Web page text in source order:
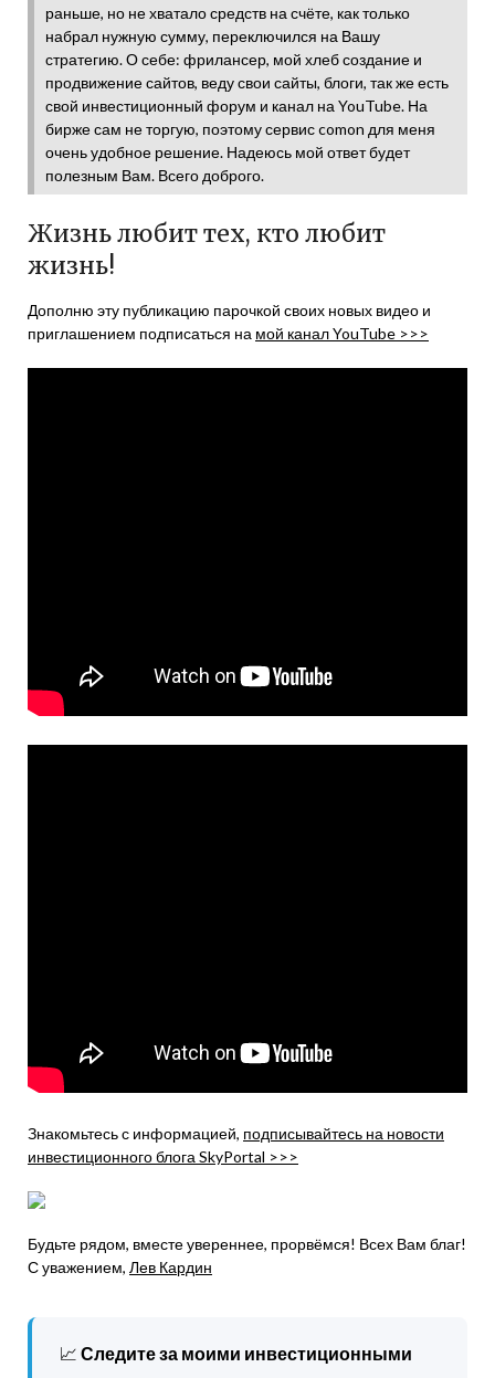
раньше, но не хватало средств на счёте, как только
набрал нужную сумму, переключился на Вашу
стратегию. О себе: фрилансер, мой хлеб создание и
продвижение сайтов, веду свои сайты, блоги, так же есть
свой инвестиционный форум и канал на YouTube. На
бирже сам не торгую, поэтому сервис comon для меня
очень удобное решение. Надеюсь мой ответ будет
полезным Вам. Всего доброго.
Жизнь любит тех, кто любит
жизнь!
Дополню эту публикацию парочкой своих новых видео и
приглашением подписаться на мой канал YouTube >>>
Знакомьтесь с информацией, подписывайтесь на новости
инвестиционного блога SkyPortal >>>
Будьте рядом, вместе увереннее, прорвёмся! Всех Вам благ!
С уважением, Лев Кардин
📈 Следите за моими инвестиционными